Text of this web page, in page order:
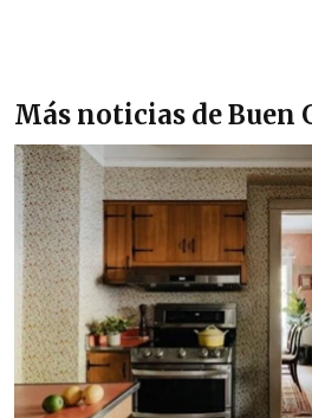
Más noticias de Buen